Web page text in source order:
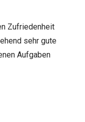
Zufriedenheit
sehr gute
Aufgaben